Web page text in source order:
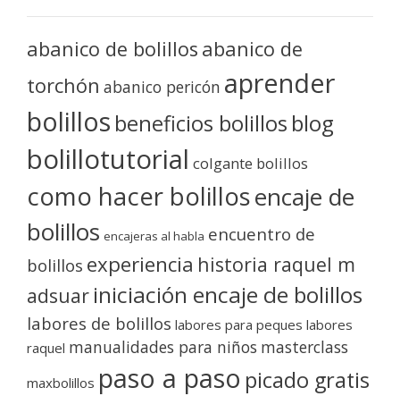
abanico de bolillos abanico de
torchón abanico pericón aprender
bolillos beneficios bolillos blog
bolillotutorial colgante bolillos
como hacer bolillosencaje de
bolillos encajeras al habla encuentro de
bolillos experiencia historia raquel m
adsuar iniciación encaje de bolillos
labores de bolillos labores para peques labores
raquel manualidades para niños masterclass
maxbolillos paso a paso picado gratis